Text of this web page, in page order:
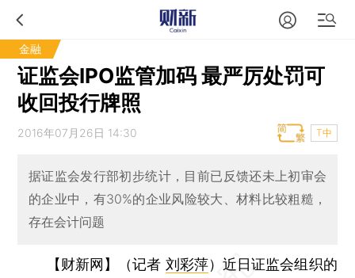
金融
证监会IPO监管加码 最严厉处罚可
收回投行牌照
2016年07月26日 14:30 T中
据证监会发行部初步统计，目前已反馈还未上初审会
的企业中，有30%的企业风险较大、材料比较粗糙，
存在会计问题
【财新网】（记者 刘彩萍） 近日证监会组织的